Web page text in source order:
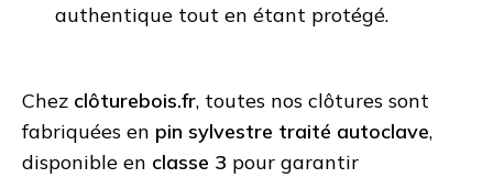
authentique tout en étant protégé.
Chez clôturebois.fr, toutes nos clôtures sont
fabriquées en pin sylvestre traité autoclave,
disponible en classe 3 pour garantir